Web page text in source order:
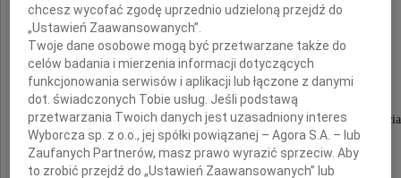
Naszej Koleżance
Annie Górnej-Binkul
wyrazy głębokiego współczucia i słowa wsparcia
z powodu śmierci
chcesz wycofać zgodę uprzednio udzieloną przejdź do
„Ustawień Zaawansowanych”.
Twoje dane osobowe mogą być przetwarzane także do
celów badania i mierzenia informacji dotyczących
funkcjonowania serwisów i aplikacji lub łączone z danymi
dot. świadczonych Tobie usług. Jeśli podstawą
przetwarzania Twoich danych jest uzasadniony interes
Wyborcza sp. z o.o., jej spółki powiązanej – Agora S.A. – lub
Zaufanych Partnerów, masz prawo wyrazić sprzeciw. Aby
to zrobić przejdź do „Ustawień Zaawansowanych” lub